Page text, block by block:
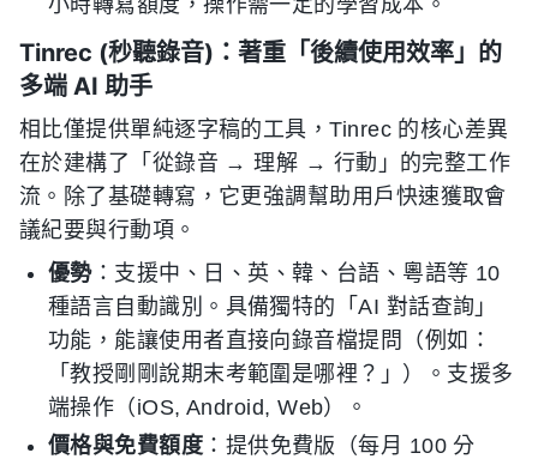
Tinrec (秒聽錄音)：著重「後續使用效率」的
多端 AI 助手
相比僅提供單純逐字稿的工具，Tinrec 的核心差異
在於建構了「從錄音 → 理解 → 行動」的完整工作
流。除了基礎轉寫，它更強調幫助用戶快速獲取會
議紀要與行動項。
優勢：支援中、日、英、韓、台語、粵語等 10
種語言自動識別。具備獨特的「AI 對話查詢」
功能，能讓使用者直接向錄音檔提問（例如：
「教授剛剛說期末考範圍是哪裡？」）。支援多
端操作（iOS, Android, Web）。
價格與免費額度 ：提供免費版（每月 100 分